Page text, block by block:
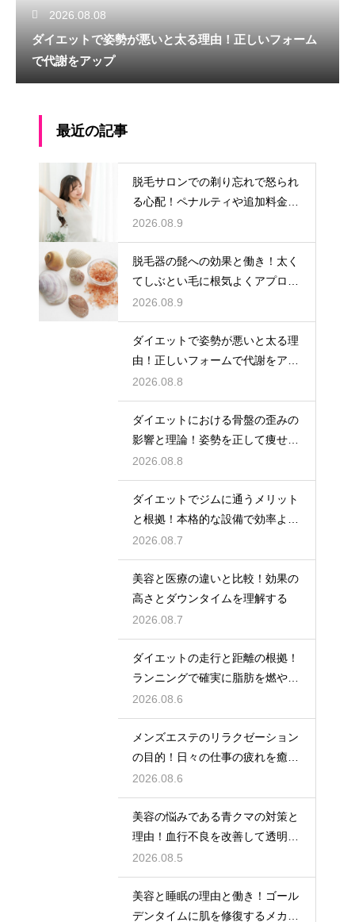
2026.08.08
ダイエットで姿勢が悪いと太る理由！正しいフォーム
で代謝をアップ
最近の記事
脱毛サロンでの剃り忘れで怒られ
る心配！ペナルティや追加料金の
回避策
2026.08.9
脱毛器の髭への効果と働き！太く
てしぶとい毛に根気よくアプロー
チして清潔感を手に入れる
2026.08.9
ダイエットで姿勢が悪いと太る理
由！正しいフォームで代謝をアッ
プ
2026.08.8
ダイエットにおける骨盤の歪みの
影響と理論！姿勢を正して痩せ体
質へ
2026.08.8
ダイエットでジムに通うメリット
と根拠！本格的な設備で効率よく
鍛える
2026.08.7
美容と医療の違いと比較！効果の
高さとダウンタイムを理解する
2026.08.7
ダイエットの走行と距離の根拠！
ランニングで確実に脂肪を燃やす
目安
2026.08.6
メンズエステのリラクゼーション
の目的！日々の仕事の疲れを癒や
す極上のプライベート空間
2026.08.6
美容の悩みである青クマの対策と
理由！血行不良を改善して透明感
アップ
2026.08.5
美容と睡眠の理由と働き！ゴール
デンタイムに肌を修復するメカニ